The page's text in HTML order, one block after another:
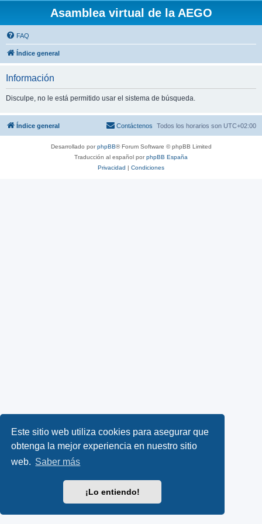
Este sitio web utiliza cookies para asegurar que
obtenga la mejor experiencia en nuestro sitio
web. Saber más
¡Lo entiendo!
Asamblea virtual de la AEGO
FAQ
Índice general
Información
Disculpe, no le está permitido usar el sistema de búsqueda.
Índice general Todos los horarios son UTC+02:00
Contáctenos
Desarrollado porphpBB® Forum Software © phpBB Limited
Traducción al español porphpBB España
Privacidad | Condiciones